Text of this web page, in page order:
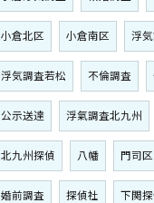
小倉北区 小倉南区 浮
浮気調査若松 不倫調査
公示送達 浮氣調査北九州
北九州探偵 八幡 門司区
婚前調査 探偵社 下関